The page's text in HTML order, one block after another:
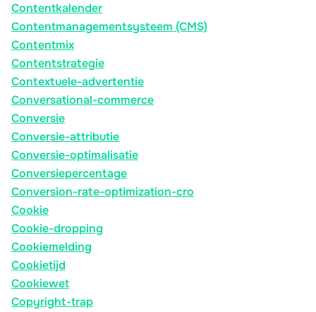
Contentkalender
Contentmanagementsysteem (CMS)
Contentmix
Contentstrategie
Contextuele-advertentie
Conversational-commerce
Conversie
Conversie-attributie
Conversie-optimalisatie
Conversiepercentage
Conversion-rate-optimization-cro
Cookie
Cookie-dropping
Cookiemelding
Cookietijd
Cookiewet
Copyright-trap